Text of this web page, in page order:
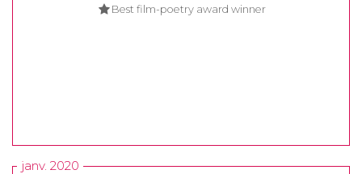
Best film-poetry award winner
janv. 2020